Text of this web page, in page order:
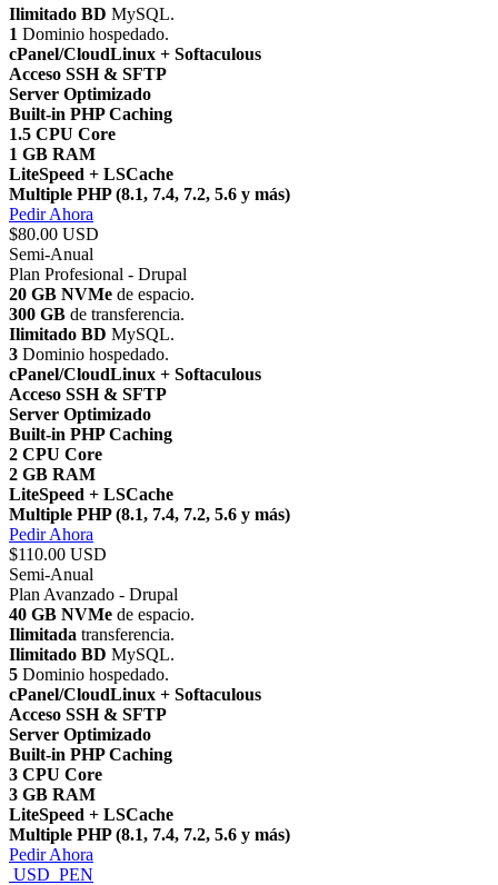
Ilimitado BD MySQL.
1 Dominio hospedado.
cPanel/CloudLinux + Softaculous
Acceso SSH & SFTP
Server Optimizado
Built-in PHP Caching
1.5 CPU Core
1 GB RAM
LiteSpeed + LSCache
Multiple PHP (8.1, 7.4, 7.2, 5.6 y más)
Pedir Ahora
$80.00 USD
Semi-Anual
Plan Profesional - Drupal
20 GB NVMe de espacio.
300 GB de transferencia.
Ilimitado BD MySQL.
3 Dominio hospedado.
cPanel/CloudLinux + Softaculous
Acceso SSH & SFTP
Server Optimizado
Built-in PHP Caching
2 CPU Core
2 GB RAM
LiteSpeed + LSCache
Multiple PHP (8.1, 7.4, 7.2, 5.6 y más)
Pedir Ahora
$110.00 USD
Semi-Anual
Plan Avanzado - Drupal
40 GB NVMe de espacio.
Ilimitada transferencia.
Ilimitado BD MySQL.
5 Dominio hospedado.
cPanel/CloudLinux + Softaculous
Acceso SSH & SFTP
Server Optimizado
Built-in PHP Caching
3 CPU Core
3 GB RAM
LiteSpeed + LSCache
Multiple PHP (8.1, 7.4, 7.2, 5.6 y más)
Pedir Ahora
USD PEN